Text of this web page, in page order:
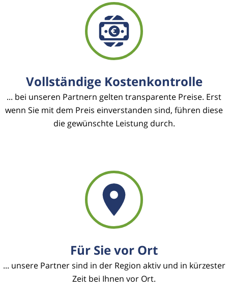
Vollständige Kostenkontrolle
... bei unseren Partnern gelten transparente Preise. Erst
wenn Sie mit dem Preis einverstanden sind, führen diese
die gewünschte Leistung durch.
Für Sie vor Ort
... unsere Partner sind in der Region aktiv und in kürzester
Zeit bei Ihnen vor Ort.